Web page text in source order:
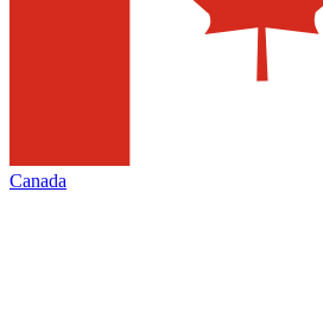
Canada